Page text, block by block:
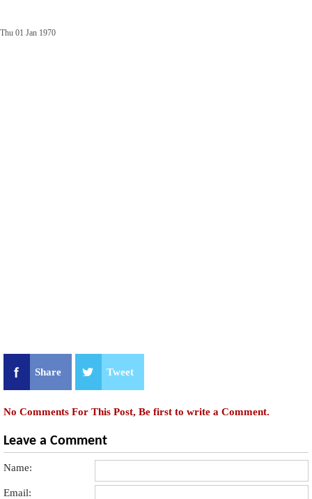
Thu 01 Jan 1970
Share Tweet
No Comments For This Post, Be first to write a Comment.
Leave a Comment
Name:
Email: